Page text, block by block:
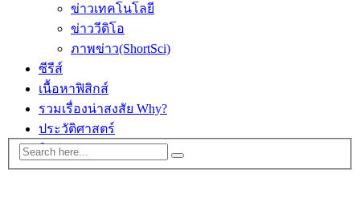
ข่าวเทคโนโลยี
ข่าววีดิโอ
ภาพข่าว(ShortSci)
ซีรีส์
เนื้อหาฟิสิกส์
รวมเรื่องน่าสงสัย Why?
ประวัติศาสตร์
ติดต่อ